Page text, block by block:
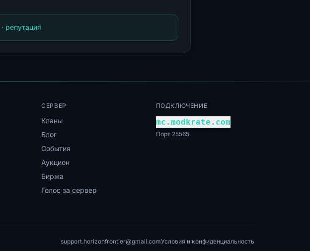
· репутация
СЕРВЕР
Кланы
Блог
События
Аукцион
Биржа
Голос за сервер
ПОДКЛЮЧЕНИЕ
mc.modkrate.com
Порт 25565
support.horizonfrontier@gmail.comУсловия и конфиденциальность